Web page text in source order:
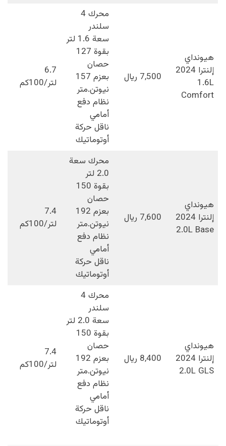
هيونداي
إلنترا 2024
1.6L
Comfort
7,500 ريال
محرك 4
سلندر
سعة 1.6 لتر
بقوة 127
حصان
بعزم 157
نيوتن.متر
نظام دفع
أمامي
ناقل حركة
أوتوماتيك
6.7
لتر/100كم
هيونداي
إلنترا 2024
2.0L Base
7,600 ريال
محرك سعة
2.0 لتر
بقوة 150
حصان
بعزم 192
نيوتن.متر
نظام دفع
أمامي
ناقل حركة
أوتوماتيك
7.4
لتر/100كم
هيونداي
إلنترا 2024
2.0L GLS
8,400 ريال
محرك 4
سلندر
سعة 2.0 لتر
بقوة 150
حصان
بعزم 192
نيوتن.متر
نظام دفع
أمامي
ناقل حركة
أوتوماتيك
7.4
لتر/100كم